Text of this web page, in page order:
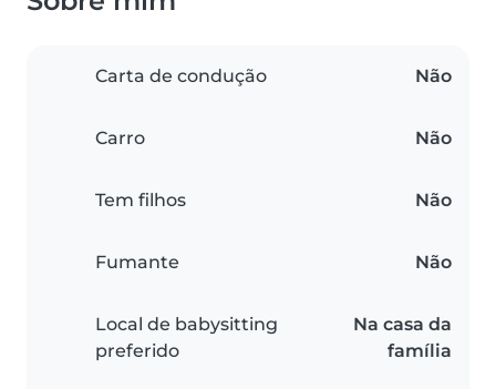
Carta de condução Não
Carro Não
Tem filhos Não
Fumante Não
Local de babysitting
preferido
Na casa da
família